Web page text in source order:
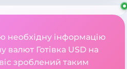
необхідну інформацію
валют Готівка USD на
зроблений таким